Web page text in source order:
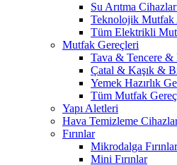
Su Arıtma
Teknolojik Mutfak
Tüm Elektrikli
Mutfak Gereçleri
Tava & Tencere &
Çatal & Kaşık &
Yemek Hazırlık
Tüm Mutfak
Yapı Aletleri
Hava Temizleme
Fırınlar
Mikrodalga Fırınlar
Mini Fırınlar